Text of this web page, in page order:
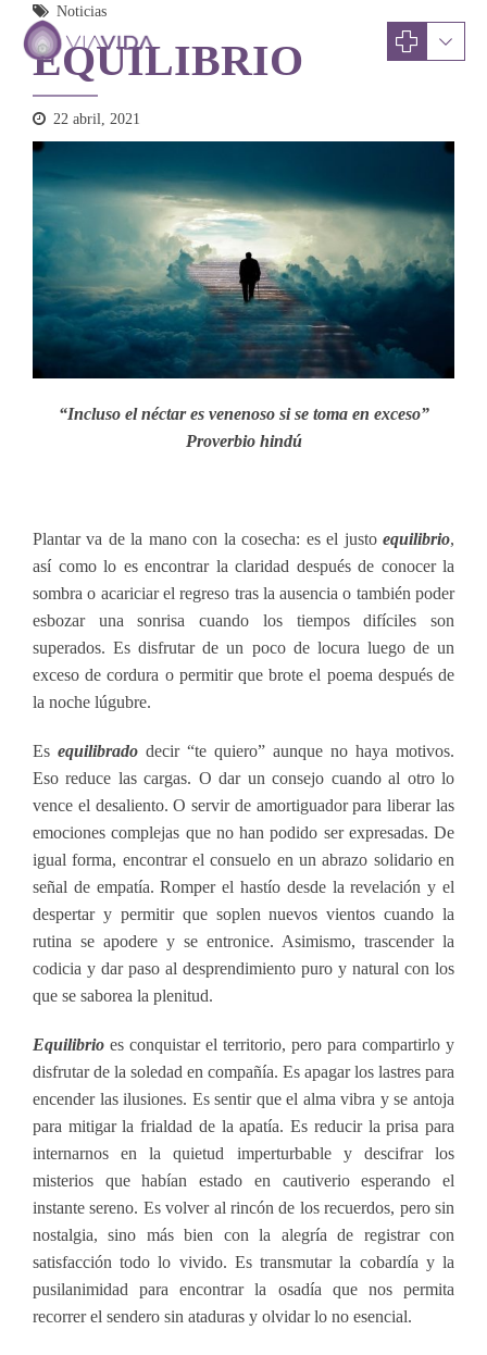
Noticias
EQUILIBRIO
22 abril, 2021
“Incluso el néctar es venenoso si se toma en exceso”
Proverbio hindú
Plantar va de la mano con la cosecha: es el justo equilibrio,
así como lo es encontrar la claridad después de conocer la
sombra o acariciar el regreso tras la ausencia o también poder
esbozar una sonrisa cuando los tiempos difíciles son
superados. Es disfrutar de un poco de locura luego de un
exceso de cordura o permitir que brote el poema después de
la noche lúgubre.
Es equilibrado decir “te quiero” aunque no haya motivos.
Eso reduce las cargas. O dar un consejo cuando al otro lo
vence el desaliento. O servir de amortiguador para liberar las
emociones complejas que no han podido ser expresadas. De
igual forma, encontrar el consuelo en un abrazo solidario en
señal de empatía. Romper el hastío desde la revelación y el
despertar y permitir que soplen nuevos vientos cuando la
rutina se apodere y se entronice. Asimismo, trascender la
codicia y dar paso al desprendimiento puro y natural con los
que se saborea la plenitud.
Equilibrio es conquistar el territorio, pero para compartirlo y
disfrutar de la soledad en compañía. Es apagar los lastres para
encender las ilusiones. Es sentir que el alma vibra y se antoja
para mitigar la frialdad de la apatía. Es reducir la prisa para
internarnos en la quietud imperturbable y descifrar los
misterios que habían estado en cautiverio esperando el
instante sereno. Es volver al rincón de los recuerdos, pero sin
nostalgia, sino más bien con la alegría de registrar con
satisfacción todo lo vivido. Es transmutar la cobardía y la
pusilanimidad para encontrar la osadía que nos permita
recorrer el sendero sin ataduras y olvidar lo no esencial.